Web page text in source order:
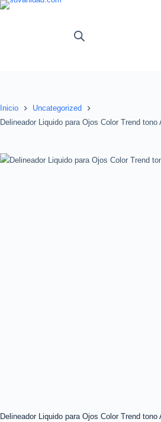
Saltar
Inicio
Uncategorized
Delineador Liquido para Ojos Color Trend tono
Delineador Liquido para Ojos Color Trend tono